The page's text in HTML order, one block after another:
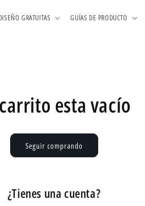
GRATUITAS GUÍAS DE PRODUCTO
esta vacío
Seguir comprando
¿Tienes una cuenta?